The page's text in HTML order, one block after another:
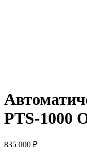
PTS-1000
835 000 ₽